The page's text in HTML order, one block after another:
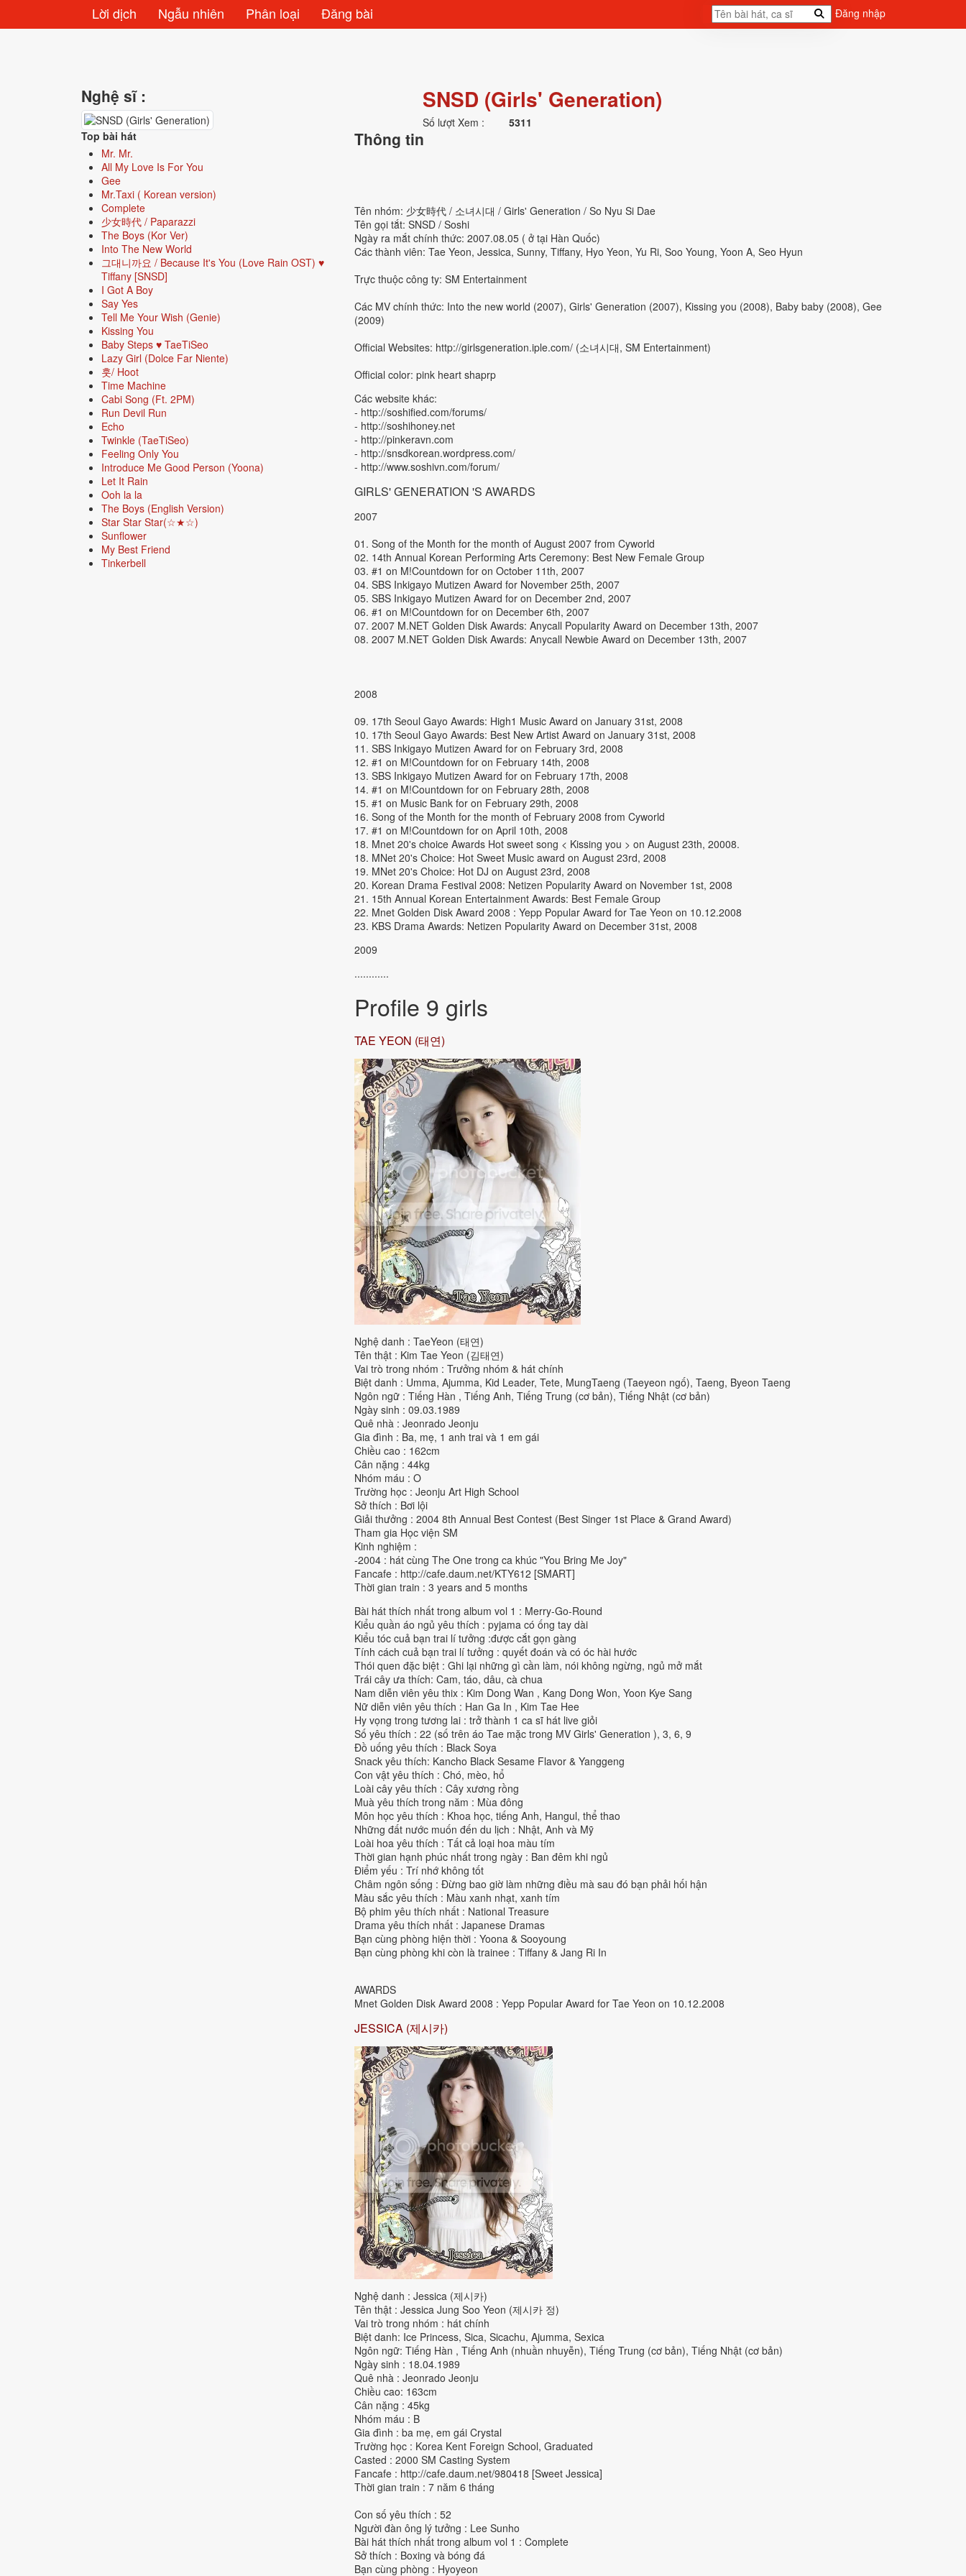
Lời dịch Ngẫu nhiên Phân loại Đăng bài Đăng nhập
Nghệ sĩ : SNSD (Girls' Generation)
Số lượt Xem :
5311
Top bài hát
Mr. Mr.
All My Love Is For You
Gee
Mr.Taxi ( Korean version)
Complete
少女時代 / Paparazzi
The Boys (Kor Ver)
Into The New World
그대니까요 / Because It's You (Love Rain OST) ♥
Tiffany [SNSD]
I Got A Boy
Say Yes
Tell Me Your Wish (Genie)
Kissing You
Baby Steps ♥ TaeTiSeo
Lazy Girl (Dolce Far Niente)
훗/ Hoot
Time Machine
Cabi Song (Ft. 2PM)
Run Devil Run
Echo
Twinkle (TaeTiSeo)
Feeling Only You
Introduce Me Good Person (Yoona)
Let It Rain
Ooh la la
The Boys (English Version)
Star Star Star(☆★☆)
Sunflower
My Best Friend
Tinkerbell
Thông tin
Tên nhóm: 少女時代 / 소녀시대 / Girls' Generation / So Nyu Si Dae
Tên gọi tắt: SNSD/ Soshi
Ngày ra mắt chính thức: 2007.08.05 ( ở tại Hàn Quốc)
Các thành viên: Tae Yeon, Jessica, Sunny, Tiffany, Hyo Yeon, Yu Ri, Soo Young, Yoon A, Seo Hyun
Trực thuộc công ty: SM Entertainment
Các MV chính thức: Into the new world (2007), Girls' Generation (2007), Kissing you (2008), Baby baby (2008), Gee
(2009)
Official Websites: http://girlsgeneration.iple.com/(소녀시대, SM Entertainment)
Official color: pink heart shaprp
Các website khác:
- http://soshified.com/forums/
- http://soshihoney.net
- http://pinkeravn.com
- http://snsdkorean.wordpress.com/
- http://www.soshivn.com/forum/
GIRLS' GENERATION 'S AWARDS
2007
01. Song of the Month for the month of August 2007 from Cyworld
02. 14th Annual Korean Performing Arts Ceremony: Best New Female Group
03. #1 on M!Countdown for on October 11th, 2007
04. SBS Inkigayo Mutizen Award for November 25th, 2007
05. SBS Inkigayo Mutizen Award for on December 2nd, 2007
06. #1 on M!Countdown for on December 6th, 2007
07. 2007 M.NET Golden Disk Awards: Anycall Popularity Award on December 13th, 2007
08. 2007 M.NET Golden Disk Awards: Anycall Newbie Award on December 13th, 2007
2008
09. 17th Seoul Gayo Awards: High1 Music Award on January 31st, 2008
10. 17th Seoul Gayo Awards: Best New Artist Award on January 31st, 2008
11. SBS Inkigayo Mutizen Award for on February 3rd, 2008
12. #1 on M!Countdown for on February 14th, 2008
13. SBS Inkigayo Mutizen Award for on February 17th, 2008
14. #1 on M!Countdown for on February 28th, 2008
15. #1 on Music Bank for on February 29th, 2008
16. Song of the Month for the month of February 2008 from Cyworld
17. #1 on M!Countdown for on April 10th, 2008
18. Mnet 20's choice Awards Hot sweet song < Kissing you > on August 23th, 20008.
18. MNet 20's Choice: Hot Sweet Music award on August 23rd, 2008
19. MNet 20's Choice: Hot DJ on August 23rd, 2008
20. Korean Drama Festival 2008: Netizen Popularity Award on November 1st, 2008
21. 15th Annual Korean Entertainment Awards: Best Female Group
22. Mnet Golden Disk Award 2008 : Yepp Popular Award for Tae Yeon on 10.12.2008
23. KBS Drama Awards: Netizen Popularity Award on December 31st, 2008
2009
............
Profile 9 girls
TAE YEON (태연)
Nghệ danh : TaeYeon (태연)
Tên thật : Kim Tae Yeon (김태연)
Vai trò trong nhóm : Trưởng nhóm & hát chính
Biệt danh : Umma, Ajumma, Kid Leader, Tete, MungTaeng (Taeyeon ngố), Taeng, Byeon Taeng
Ngôn ngữ : Tiếng Hàn , Tiếng Anh, Tiếng Trung (cơ bản), Tiếng Nhật (cơ bản)
Ngày sinh : 09.03.1989
Quê nhà : Jeonrado Jeonju
Gia đình : Ba, mẹ, 1 anh trai và 1 em gái
Chiều cao : 162cm
Cân nặng : 44kg
Nhóm máu : O
Trường học : Jeonju Art High School
Sở thích : Bơi lội
Giải thưởng : 2004 8th Annual Best Contest (Best Singer 1st Place & Grand Award)
Tham gia Học viện SM
Kinh nghiệm :
-2004 : hát cùng The One trong ca khúc "You Bring Me Joy"
Fancafe : http://cafe.daum.net/KTY612 [SMART]
Thời gian train : 3 years and 5 months
Bài hát thích nhất trong album vol 1 : Merry-Go-Round
Kiểu quần áo ngủ yêu thích : pyjama có ống tay dài
Kiểu tóc cuả bạn trai lí tưởng :được cắt gọn gàng
Tính cách cuả bạn trai lí tưởng : quyết đoán và có óc hài hước
Thói quen đặc biệt : Ghi lại những gì cần làm, nói không ngừng, ngủ mở mắt
Trái cây ưa thích: Cam, táo, dâu, cà chua
Nam diễn viên yêu thix : Kim Dong Wan , Kang Dong Won, Yoon Kye Sang
Nữ diễn viên yêu thích : Han Ga In , Kim Tae Hee
Hy vọng trong tương lai : trở thành 1 ca sĩ hát live giỏi
Số yêu thích : 22 (số trên áo Tae mặc trong MV Girls' Generation ), 3, 6, 9
Đồ uống yêu thích : Black Soya
Snack yêu thích: Kancho Black Sesame Flavor & Yanggeng
Con vật yêu thích : Chó, mèo, hổ
Loài cây yêu thích : Cây xương rồng
Muà yêu thích trong năm : Mùa đông
Môn học yêu thích : Khoa học, tiếng Anh, Hangul, thể thao
Những đất nước muốn đến du lịch : Nhật, Anh và Mỹ
Loài hoa yêu thích : Tất cả loại hoa màu tím
Thời gian hạnh phúc nhất trong ngày : Ban đêm khi ngủ
Điểm yếu : Trí nhớ không tốt
Châm ngôn sống : Đừng bao giờ làm những điều mà sau đó bạn phải hối hận
Màu sắc yêu thích : Màu xanh nhạt, xanh tím
Bộ phim yêu thích nhất : National Treasure
Drama yêu thích nhất : Japanese Dramas
Bạn cùng phòng hiện thời : Yoona & Sooyoung
Bạn cùng phòng khi còn là trainee : Tiffany & Jang Ri In
AWARDS
Mnet Golden Disk Award 2008 : Yepp Popular Award for Tae Yeon on 10.12.2008
JESSICA (제시카)
Nghệ danh : Jessica (제시카)
Tên thật : Jessica Jung Soo Yeon (제시카 정)
Vai trò trong nhóm : hát chính
Biệt danh: Ice Princess, Sica, Sicachu, Ajumma, Sexica
Ngôn ngữ: Tiếng Hàn , Tiếng Anh (nhuần nhuyễn), Tiếng Trung (cơ bản), Tiếng Nhật (cơ bản)
Ngày sinh : 18.04.1989
Quê nhà : Jeonrado Jeonju
Chiều cao: 163cm
Cân nặng : 45kg
Nhóm máu : B
Gia đình : ba mẹ, em gái Crystal
Trường học : Korea Kent Foreign School, Graduated
Casted : 2000 SM Casting System
Fancafe : http://cafe.daum.net/980418 [Sweet Jessica]
Thời gian train : 7 năm 6 tháng
Con số yêu thích : 52
Người đàn ông lý tưởng : Lee Sunho
Bài hát thích nhất trong album vol 1 : Complete
Sở thích : Boxing và bóng đá
Bạn cùng phòng : Hyoyeon